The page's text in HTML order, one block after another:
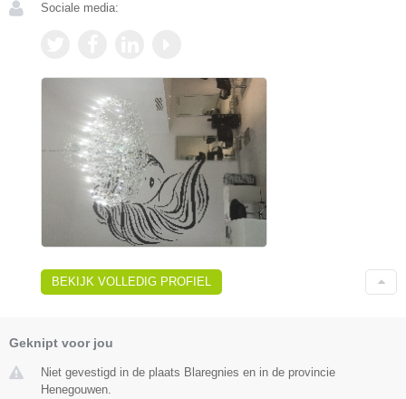
Sociale media:
BEKIJK VOLLEDIG PROFIEL
Geknipt voor jou
Niet gevestigd in de plaats Blaregnies en in de provincie
Henegouwen.